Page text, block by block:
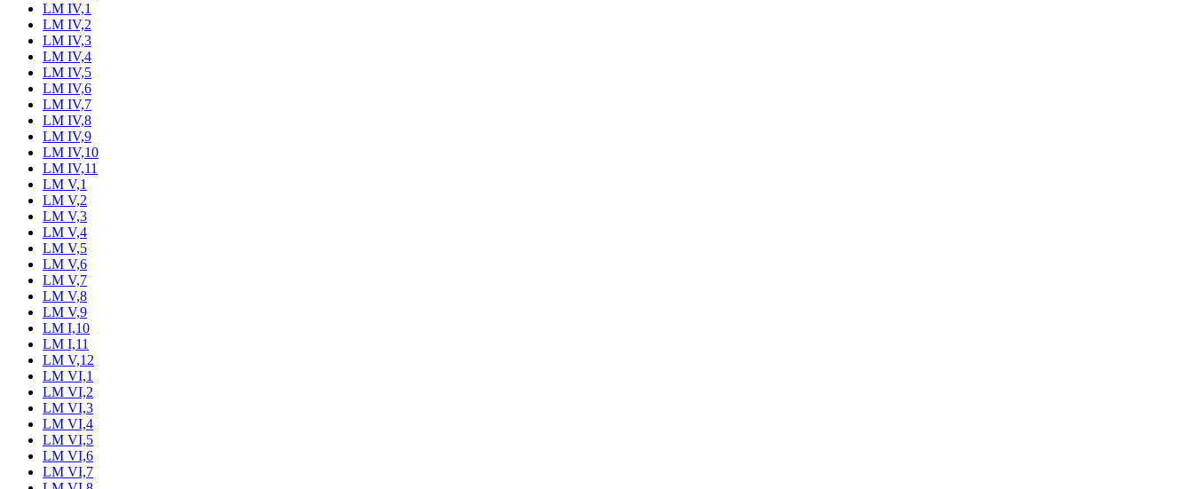
LM IV,1
LM IV,2
LM IV,3
LM IV,4
LM IV,5
LM IV,6
LM IV,7
LM IV,8
LM IV,9
LM IV,10
LM IV,11
LM V,1
LM V,2
LM V,3
LM V,4
LM V,5
LM V,6
LM V,7
LM V,8
LM V,9
LM I,10
LM I,11
LM V,12
LM VI,1
LM VI,2
LM VI,3
LM VI,4
LM VI,5
LM VI,6
LM VI,7